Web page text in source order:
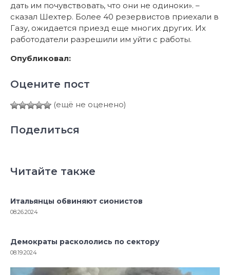
дать им почувствовать, что они не одиноки». –
сказал Шехтер. Более 40 резервистов приехали в
Газу, ожидается приезд еще многих других. Их
работодатели разрешили им уйти с работы.
Опубликовал:
Оцените пост
(ещё не оценено)
Поделиться
Читайте также
Итальянцы обвиняют сионистов
08.26.2024
Демократы раскололись по сектору
08.19.2024